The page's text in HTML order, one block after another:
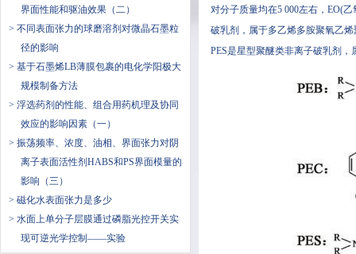
界面性能和驱油效果（二）
> 不同表面张力的球磨溶剂对微晶石墨粒
径的影响
> 基于石墨烯LB薄膜包裹的电化学阳极大
规模制备方法
> 浮选药剂的性能、组合用药机理及协同
效应的影响因素（一）
> 振荡频率、浓度、油相、界面张力对阴
离子表面活性剂HABS和PS界面模量的
影响（三）
> 磁化水表面张力是多少
> 水面上单分子层膜通过磷脂光控开关实
现可逆光学控制——实验
对分子质量均在5 000左右，EO(
破乳剂，属于多乙烯多胺聚氧乙烯
PES是星型聚醚类非离子破乳剂